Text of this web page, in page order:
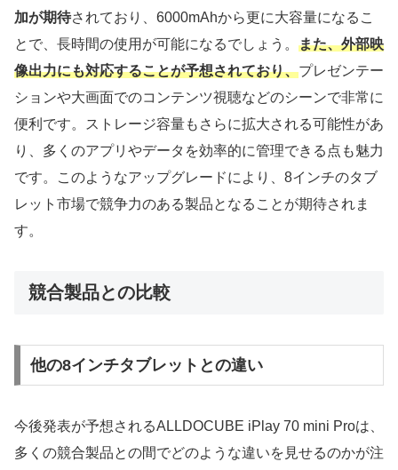
加が期待されており、6000mAhから更に大容量になるこ
とで、長時間の使用が可能になるでしょう。 また、外部映
像出力にも対応することが予想されており、プレゼンテー
ションや大画面でのコンテンツ視聴などのシーンで非常に
便利です。ストレージ容量もさらに拡大される可能性があ
り、多くのアプリやデータを効率的に管理できる点も魅力
です。このようなアップグレードにより、8インチのタブ
レット市場で競争力のある製品となることが期待されま
す。
競合製品との比較
他の8インチタブレットとの違い
今後発表が予想されるALLDOCUBE iPlay 70 mini Proは、
多くの競合製品との間でどのような違いを見せるのかが注